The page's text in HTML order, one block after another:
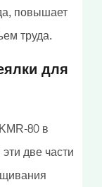
повышает
труда.
для
80 в
две части